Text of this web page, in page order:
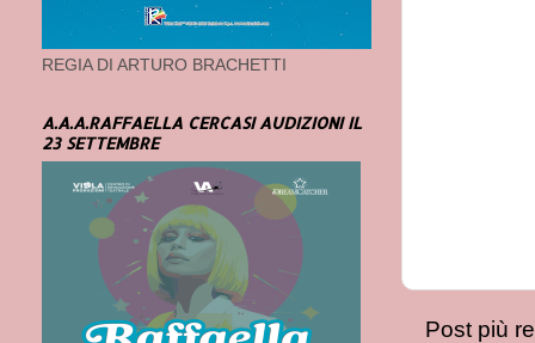
Post più
REGIA DI ARTURO BRACHETTI
A.A.A.RAFFAELLA CERCASI AUDIZIONI IL
23 SETTEMBRE